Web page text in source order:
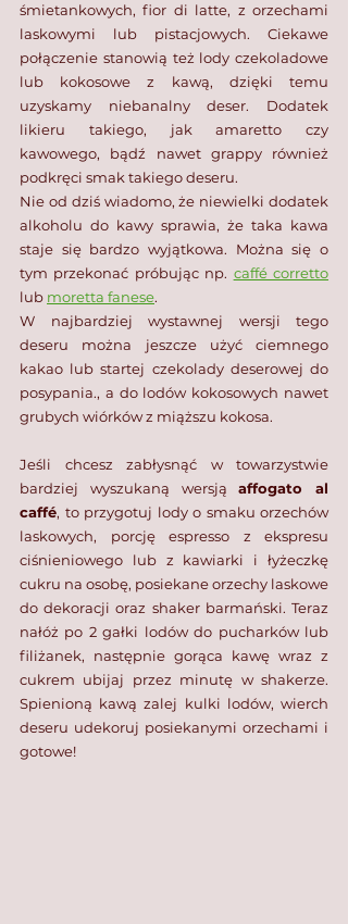
śmietankowych, fior di latte, z orzechami
laskowymi lub pistacjowych. Ciekawe
połączenie stanowią też lody czekoladowe
lub kokosowe z kawą, dzięki temu
uzyskamy niebanalny deser. Dodatek
likieru takiego, jak amaretto czy
kawowego, bądź nawet grappy również
podkręci smak takiego deseru.
Nie od dziś wiadomo, że niewielki dodatek
alkoholu do kawy sprawia, że taka kawa
staje się bardzo wyjątkowa. Można się o
tym przekonać próbując np. caffé corretto
lub moretta fanese.
W najbardziej wystawnej wersji tego
deseru można jeszcze użyć ciemnego
kakao lub startej czekolady deserowej do
posypania., a do lodów kokosowych nawet
grubych wiórków z miąższu kokosa.
Jeśli chcesz zabłysnąć w towarzystwie
bardziej wyszukaną wersją affogato al
caffé, to przygotuj lody o smaku orzechów
laskowych, porcję espresso z ekspresu
ciśnieniowego lub z kawiarki i łyżeczkę
cukru na osobę, posiekane orzechy laskowe
do dekoracji oraz shaker barmański. Teraz
nałóż po 2 gałki lodów do pucharków lub
filiżanek, następnie gorąca kawę wraz z
cukrem ubijaj przez minutę w shakerze.
Spienioną kawą zalej kulki lodów, wierch
deseru udekoruj posiekanymi orzechami i
gotowe!